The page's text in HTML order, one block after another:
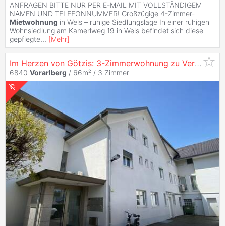
ANFRAGEN BITTE NUR PER E-MAIL MIT VOLLSTÄNDIGEM
NAMEN UND TELEFONNUMMER! Großzügige 4-Zimmer-
Mietwohnung in Wels – ruhige Siedlungslage In einer ruhigen
Wohnsiedlung am Kamerlweg 19 in Wels befindet sich diese
gepflegte... [Mehr]
Im Herzen von Götzis: 3-Zimmerwohnung zu Vermieten!
6840 Vorarlberg / 66m² / 3 Zimmer